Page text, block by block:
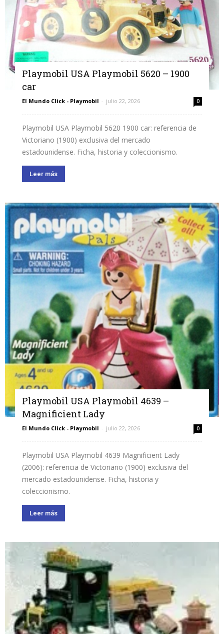
Playmobil USA Playmobil 5620 – 1900
car
El Mundo Click - Playmobil - julio 22, 2026 0
Playmobil USA Playmobil 5620 1900 car: referencia de
Victoriano (1900) exclusiva del mercado
estadounidense. Ficha, historia y coleccionismo.
Leer más
Playmobil USA Playmobil 4639 –
Magnificient Lady
El Mundo Click - Playmobil - julio 22, 2026 0
Playmobil USA Playmobil 4639 Magnificient Lady
(2006): referencia de Victoriano (1900) exclusiva del
mercado estadounidense. Ficha, historia y
coleccionismo.
Leer más